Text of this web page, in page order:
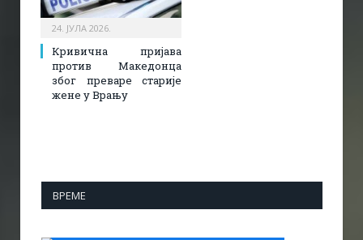
24. ЈУЛА 2026.
Кривична пријава
против Македонца
због преваре старије
жене у Врању
ВРЕМЕ